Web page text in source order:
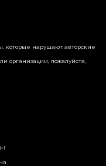
которые нарушают авторские
пожалуйста,